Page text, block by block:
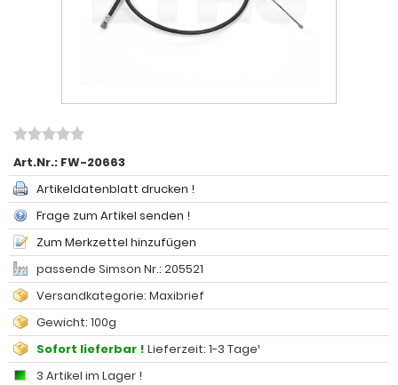
Art.Nr.: FW-20663
Artikeldatenblatt drucken !
Frage zum Artikel senden !
Zum Merkzettel hinzufügen
passende Simson Nr.: 205521
Versandkategorie: Maxibrief
Gewicht: 100g
Sofort lieferbar ! Lieferzeit: 1-3 Tage¹
3 Artikel im Lager !